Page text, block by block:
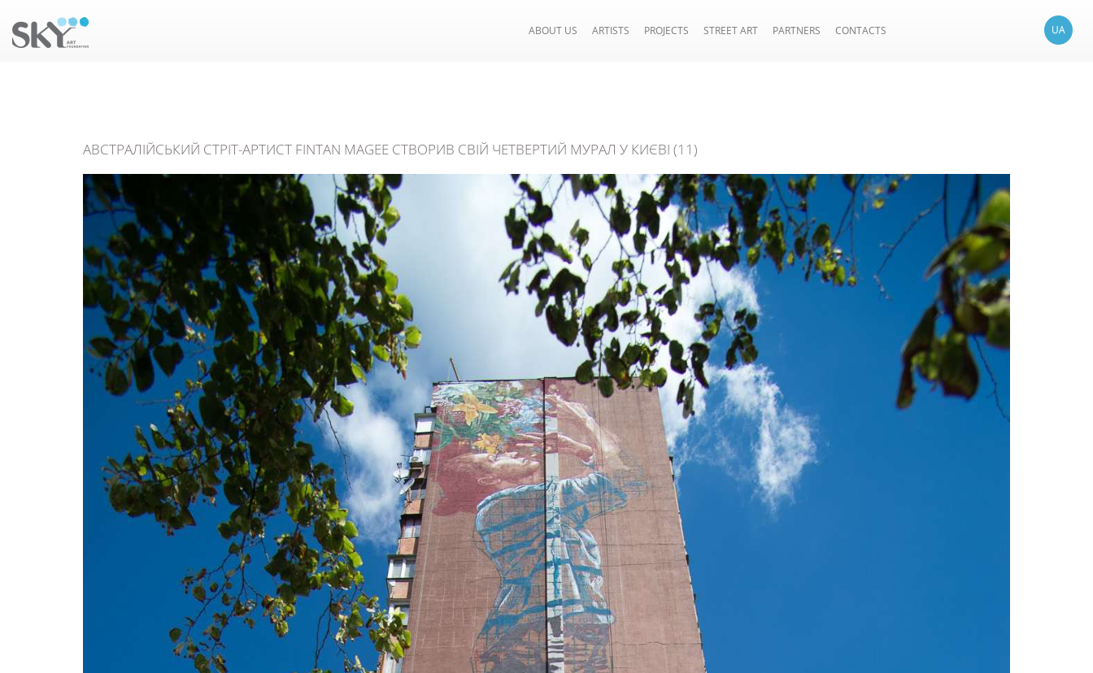
ABOUT US ARTISTS PROJECTS STREET ART PARTNERS CONTACTS UA
АВСТРАЛІЙСЬКИЙ СТРІТ-АРТИСТ FINTAN MAGEE СТВОРИВ СВІЙ ЧЕТВЕРТИЙ МУРАЛ У КИЄВІ (11)